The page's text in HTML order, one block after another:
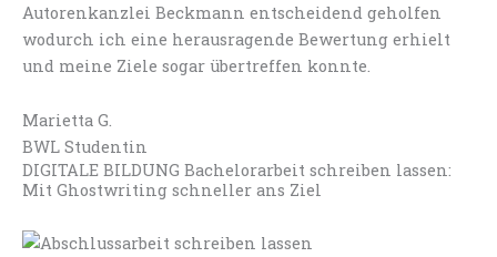
Autorenkanzlei Beckmann entscheidend geholfen
wodurch ich eine herausragende Bewertung erhielt
und meine Ziele sogar übertreffen konnte.
Marietta G.
BWL Studentin
DIGITALE BILDUNG Bachelorarbeit schreiben lassen:
Mit Ghostwriting schneller ans Ziel